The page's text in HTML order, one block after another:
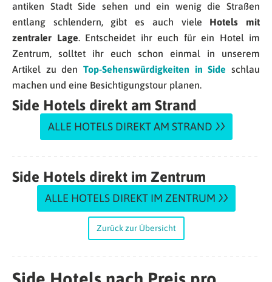
antiken Stadt Side sehen und ein wenig die Straßen
entlang schlendern, gibt es auch viele Hotels mit
zentraler Lage. Entscheidet ihr euch für ein Hotel im
Zentrum, solltet ihr euch schon einmal in unserem
Artikel zu den Top-Sehenswürdigkeiten in Side schlau
machen und eine Besichtigungstour planen.
Side Hotels direkt am Strand
ALLE HOTELS DIREKT AM STRAND
Side Hotels direkt im Zentrum
ALLE HOTELS DIREKT IM ZENTRUM
Zurück zur Übersicht